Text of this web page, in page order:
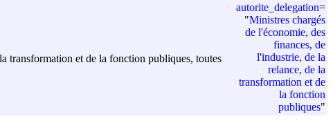
transformation et de la fonction publiques, toutes
autorite_delegation=
"Ministres chargés
de l'économie, des
finances, de
l'industrie, de la
relance, de la
transformation et de
la fonction
publiques"